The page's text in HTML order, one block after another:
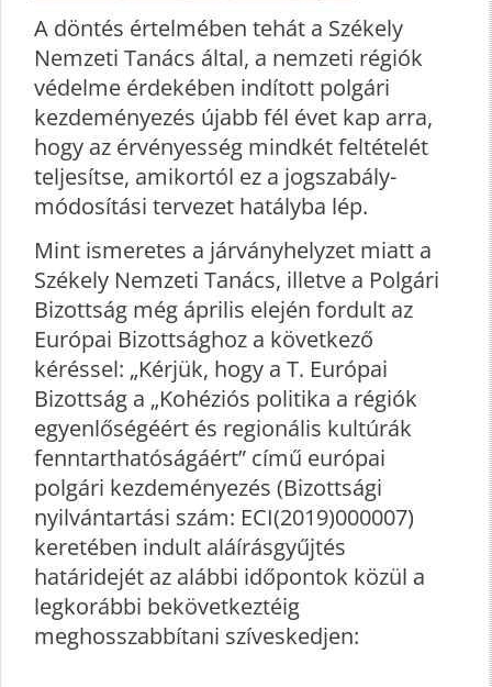
A döntés értelmében tehát a Székely
Nemzeti Tanács által, a nemzeti régiók
védelme érdekében indított polgári
kezdeményezés újabb fél évet kap arra,
hogy az érvényesség mindkét feltételét
teljesítse, amikortól ez a jogszabály-
módosítási tervezet hatályba lép.
Mint ismeretes a járványhelyzet miatt a
Székely Nemzeti Tanács, illetve a Polgári
Bizottság még április elején fordult az
Európai Bizottsághoz a következő
kéréssel: „Kérjük, hogy a T. Európai
Bizottság a „Kohéziós politika a régiók
egyenlőségéért és regionális kultúrák
fenntarthatóságáért” című európai
polgári kezdeményezés (Bizottsági
nyilvántartási szám: ECI(2019)000007)
keretében indult aláírásgyűjtés
határidejét az alábbi időpontok közül a
legkorábbi bekövetkeztéig
meghosszabbítani szíveskedjen: